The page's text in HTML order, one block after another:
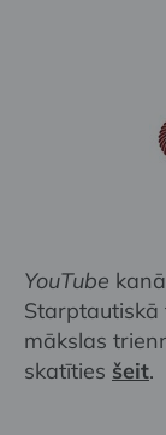
YouTube
Starptautiskā
mākslas
skatīties šeit.